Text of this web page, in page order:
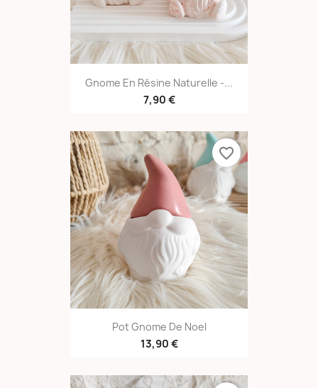
Gnome En Résine Naturelle -...
7,90 €
Pot Gnome De Noel
13,90 €
favorite_border